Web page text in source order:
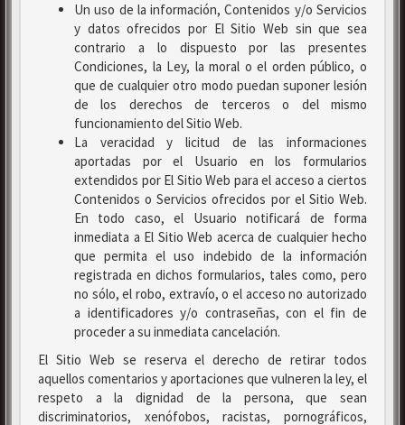
Un uso de la información, Contenidos y/o Servicios
y datos ofrecidos por El Sitio Web sin que sea
contrario a lo dispuesto por las presentes
Condiciones, la Ley, la moral o el orden público, o
que de cualquier otro modo puedan suponer lesión
de los derechos de terceros o del mismo
funcionamiento del Sitio Web.
La veracidad y licitud de las informaciones
aportadas por el Usuario en los formularios
extendidos por El Sitio Web para el acceso a ciertos
Contenidos o Servicios ofrecidos por el Sitio Web.
En todo caso, el Usuario notificará de forma
inmediata a El Sitio Web acerca de cualquier hecho
que permita el uso indebido de la información
registrada en dichos formularios, tales como, pero
no sólo, el robo, extravío, o el acceso no autorizado
a identificadores y/o contraseñas, con el fin de
proceder a su inmediata cancelación.
El Sitio Web se reserva el derecho de retirar todos
aquellos comentarios y aportaciones que vulneren la ley, el
respeto a la dignidad de la persona, que sean
discriminatorios, xenófobos, racistas, pornográficos,